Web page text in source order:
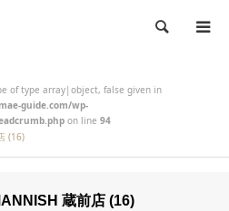
検索
of type array|object, false given in
guide.com/wp-
on line 94
(16)
蔵前店 (16)